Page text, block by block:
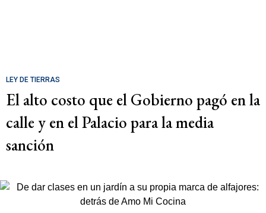
LEY DE TIERRAS
El alto costo que el Gobierno pagó en la
calle y en el Palacio para la media
sanción